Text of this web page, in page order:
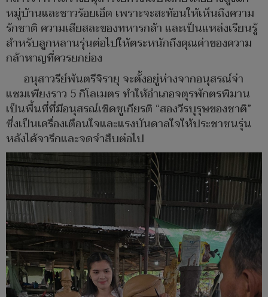
หมู่บ้านและชาวร้อยเอ็ด เพราะจะสะท้อนให้เห็นถึงความ
รักชาติ ความเสียสละของทหารกล้า และเป็นแหล่งเรียนรู้
สำหรับลูกหลานรุ่นต่อไปให้ตระหนักถึงคุณค่าของความ
กล้าหาญที่ควรยกย่อง
อนุสาวรีย์พันตรีจิรายุ จะตั้งอยู่ห่างจากอนุสรณ์จ่า
แซมเพียงราว 5 กิโลเมตร ทำให้อำเภอจตุรพักตรพิมาน
เป็นพื้นที่ที่มีอนุสรณ์เชิดชูเกียรติ “สองวีรบุรุษของชาติ”
ซึ่งเป็นเครื่องเตือนใจและแรงบันดาลใจให้ประชาชนรุ่น
หลังได้จารึกและจดจำสืบต่อไป